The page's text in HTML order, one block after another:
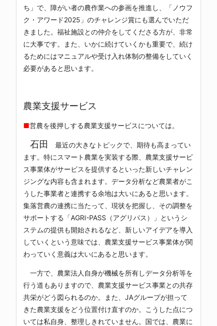
ち」で、障がい者の農作業への参画を推進し、「ノウフ
ク・アワード2025」のチャレンジ賞にも選んでいただ
きました。福祉施設との仲介をしてくださる方が、非常
に大事です。また、いかに続けていくかも重要で、続け
るためにはマニュアルや受け入れ体制の整備をしていく
必要があると思います。
農業支援サービス
■営農を後押しする農業支援サービスについては。
石田
最近の大きなトピックで、期待も高まってい
ます。特にスマート農業を実装する際、農業支援サービ
ス事業体がサービスを提供するといった新しいチャレン
ジングな内容も含まれます。データ分析など農業者がこ
うした事業者と連携する余地は大いにあると思います。
集落営農の連携に当たって、現状を把握し、その調整を
サポートする「AGRI-PASS（アグリパス）」というシ
ステムの提供も開始されるなど、新しいアイデアを導入
していくという意味では、農業支援サービス事業体が関
わっていく意義は大いにあると思います。
一方で、農業法人自身が機械を所有しデータ分析等を
行う道もありますので、農業支援サービス事業との共存
共栄がどう図られるのか。また、JAグループが担って
きた農業支援をどう位置付け直すのか。こうした点につ
いては私自身、整理しきれていません。国では、農業に